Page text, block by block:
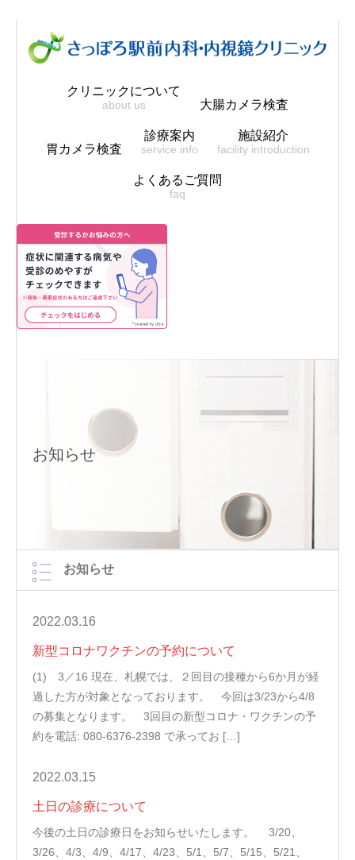
クリニックについて
about us 大腸カメラ検査
胃カメラ検査
診療案内
service info
施設紹介
facility introduction
よくあるご質問
faq
お知らせ
お知らせ
2022.03.16
新型コロナワクチンの予約について
(1) 3／16 現在、札幌では、２回目の接種から6か月が経
過した方が対象となっております。 今回は3/23から4/8
の募集となります。 3回目の新型コロナ・ワクチンの予
約を電話: 080-6376-2398 で承ってお […]
2022.03.15
土日の診療について
今後の土日の診療日をお知らせいたします。 3/20、
3/26、4/3、4/9、4/17、4/23、5/1、5/7、5/15、5/21、